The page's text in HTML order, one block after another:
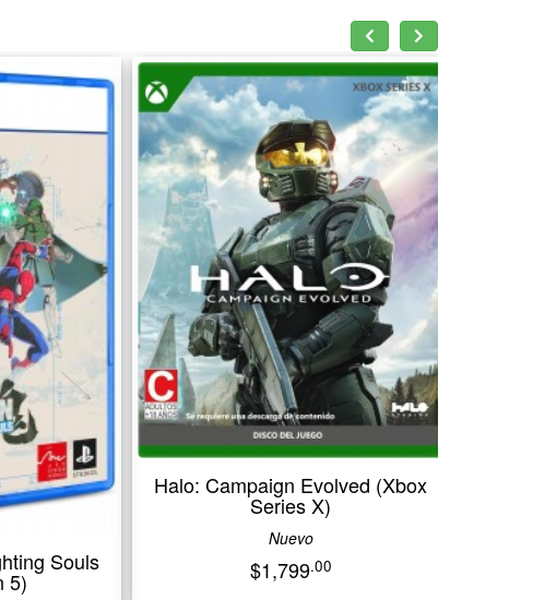
Halo: Campaign Evolved (Xbox
Halo: Campaign
(PlayStation 5)
Nuevo
$1,299